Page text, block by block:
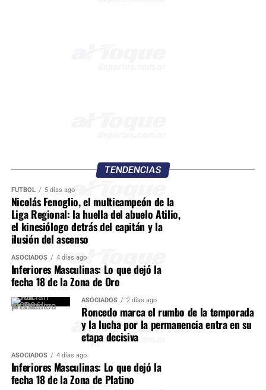
TENDENCIAS
FÚTBOL 5 días ago
Nicolás Fenoglio, el multicampeón de la
Liga Regional: la huella del abuelo Atilio,
el kinesiólogo detrás del capitán y la
ilusión del ascenso
ASOCIADOS 4 días ago
Inferiores Masculinas: Lo que dejó la
fecha 18 de la Zona de Oro
ASOCIADOS 2 días ago
Roncedo marca el rumbo de la temporada
y la lucha por la permanencia entra en su
etapa decisiva
ASOCIADOS 4 días ago
Inferiores Masculinas: Lo que dejó la
fecha 18 de la Zona de Platino